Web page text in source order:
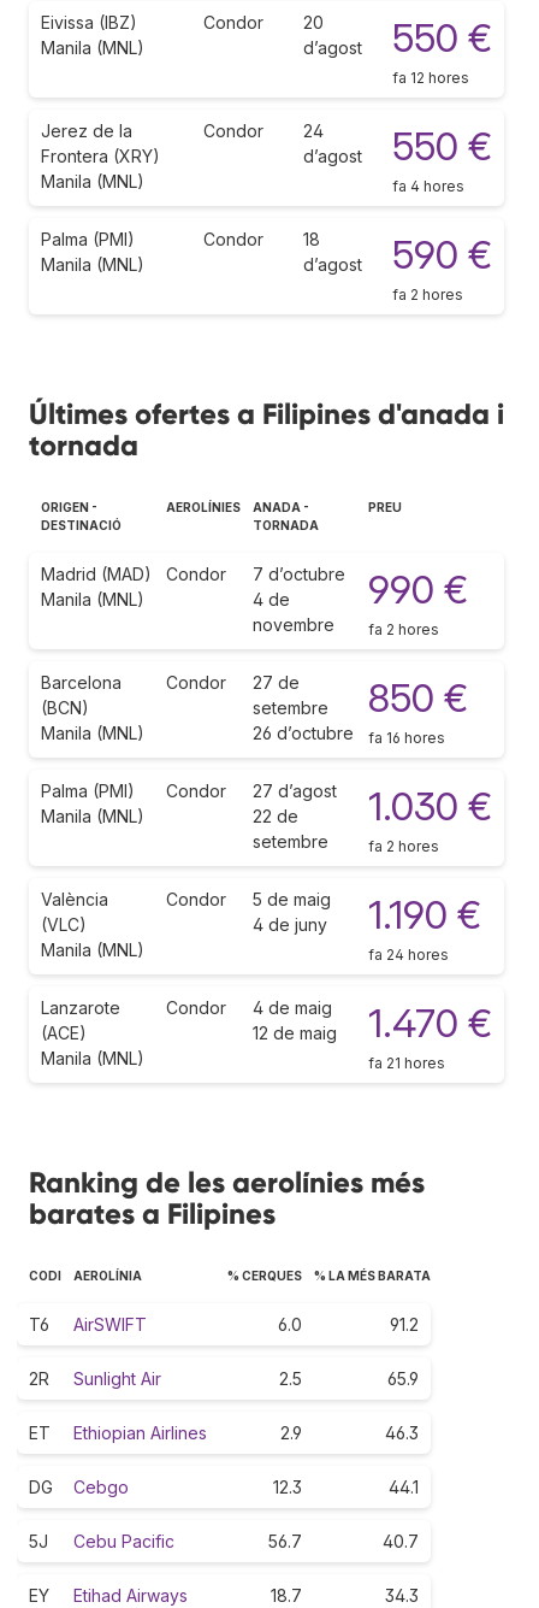
Eivissa (IBZ)
Manila (MNL)
Condor
20
d’agost
550 €
fa 12 hores
Jerez de la
Frontera (XRY)
Manila (MNL)
Condor
24
d’agost
550 €
fa 4 hores
Palma (PMI)
Manila (MNL)
Condor
18
d’agost
590 €
fa 2 hores
Últimes ofertes a Filipines d'anada i
tornada
ORIGEN -
DESTINACIÓ
AEROLÍNIES
ANADA -
TORNADA
PREU
Madrid (MAD)
Manila (MNL)
Condor
7 d’octubre
4 de
novembre
990 €
fa 2 hores
Barcelona
(BCN)
Manila (MNL)
Condor
27 de
setembre
26 d’octubre
850 €
fa 16 hores
Palma (PMI)
Manila (MNL)
Condor
27 d’agost
22 de
setembre
1.030 €
fa 2 hores
València
(VLC)
Manila (MNL)
Condor
5 de maig
4 de juny
1.190 €
fa 24 hores
Lanzarote
(ACE)
Manila (MNL)
Condor
4 de maig
12 de maig
1.470 €
fa 21 hores
Ranking de les aerolínies més
barates a Filipines
CODI AEROLÍNIA % CERQUES % LA MÉS BARATA
T6 AirSWIFT 6.0 91.2
2R Sunlight Air 2.5 65.9
ET Ethiopian Airlines 2.9 46.3
DG Cebgo 12.3 44.1
5J Cebu Pacific 56.7 40.7
EY Etihad Airways 18.7 34.3